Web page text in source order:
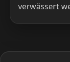
verwässert